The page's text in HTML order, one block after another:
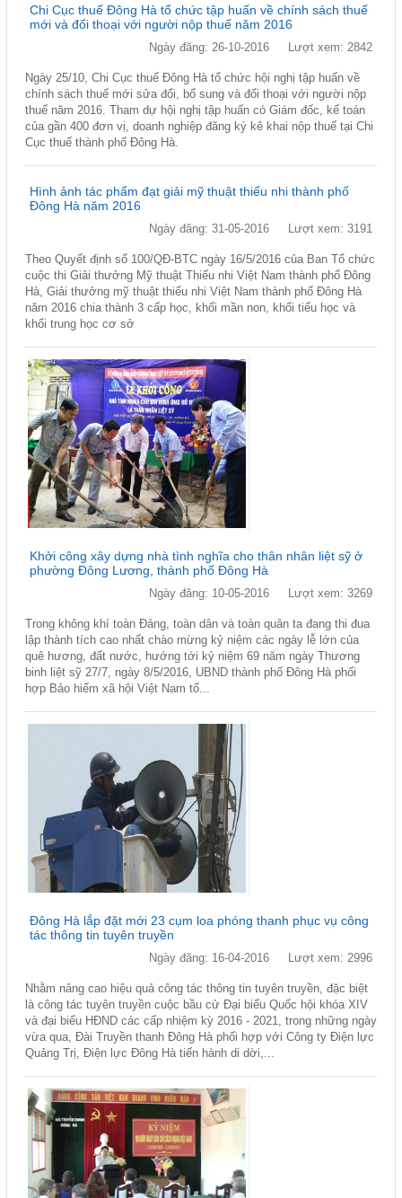
Chi Cục thuế Đông Hà tổ chức tập huấn về chính sách thuế
mới và đối thoại với người nộp thuế năm 2016
Ngày đăng: 26-10-2016 Lượt xem: 2842
Ngày 25/10, Chi Cục thuế Đông Hà tổ chức hội nghị tập huấn về
chính sách thuế mới sửa đổi, bổ sung và đối thoại với người nộp
thuế năm 2016. Tham dự hội nghị tập huấn có Giám đốc, kế toán
của gần 400 đơn vị, doanh nghiệp đăng ký kê khai nộp thuế tại Chi
Cục thuế thành phố Đông Hà.
Hình ảnh tác phẩm đạt giải mỹ thuật thiếu nhi thành phố
Đông Hà năm 2016
Ngày đăng: 31-05-2016 Lượt xem: 3191
Theo Quyết định số 100/QĐ-BTC ngày 16/5/2016 của Ban Tổ chức
cuộc thi Giải thưởng Mỹ thuật Thiếu nhi Việt Nam thành phố Đông
Hà, Giải thưởng mỹ thuật thiếu nhi Việt Nam thành phố Đông Hà
năm 2016 chia thành 3 cấp học, khối mần non, khối tiểu học và
khối trung học cơ sở
Khởi công xây dựng nhà tình nghĩa cho thân nhân liệt sỹ ở
phường Đông Lương, thành phố Đông Hà
Ngày đăng: 10-05-2016 Lượt xem: 3269
Trong không khí toàn Đảng, toàn dân và toàn quân ta đang thi đua
lập thành tích cao nhất chào mừng kỷ niệm các ngày lễ lớn của
quê hương, đất nước, hướng tới kỷ niệm 69 năm ngày Thương
binh liệt sỹ 27/7, ngày 8/5/2016, UBND thành phố Đông Hà phối
hợp Bảo hiểm xã hội Việt Nam tổ...
Đông Hà lắp đặt mới 23 cụm loa phóng thanh phục vụ công
tác thông tin tuyên truyền
Ngày đăng: 16-04-2016 Lượt xem: 2996
Nhằm nâng cao hiệu quả công tác thông tin tuyên truyền, đặc biệt
là công tác tuyên truyền cuộc bầu cử Đại biểu Quốc hội khóa XIV
và đại biểu HĐND các cấp nhiệm kỳ 2016 - 2021, trong những ngày
vừa qua, Đài Truyền thanh Đông Hà phối hợp với Công ty Điện lực
Quảng Trị, Điện lực Đông Hà tiến hành di dời,...